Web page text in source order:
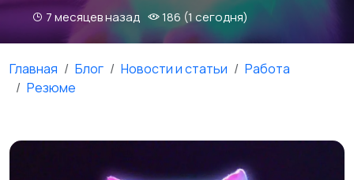
7 месяцев назад 186 (1 сегодня)
Главная Блог Новости и статьи
Работа
Резюме